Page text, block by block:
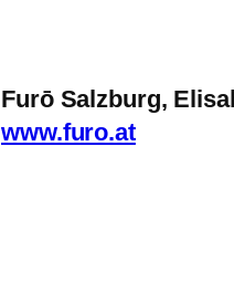
Furō Salzburg,
www.furo.at